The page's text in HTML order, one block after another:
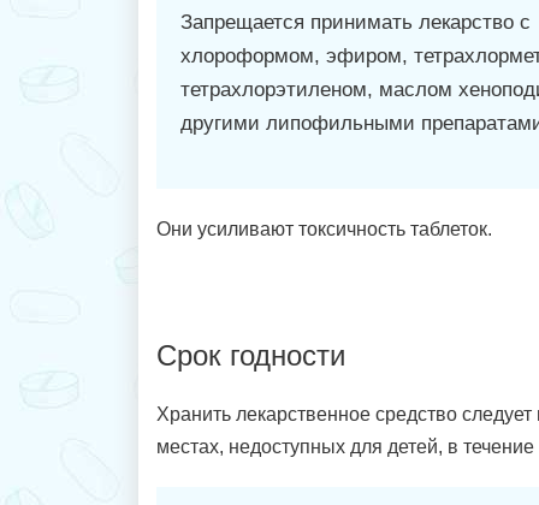
Запрещается принимать лекарство с
хлороформом, эфиром,
тетрахлорэтиленом, маслом
другими липофильными
Они усиливают токсичность таблеток.
Срок годности
Хранить лекарственное средство
местах, недоступных для детей, в течение